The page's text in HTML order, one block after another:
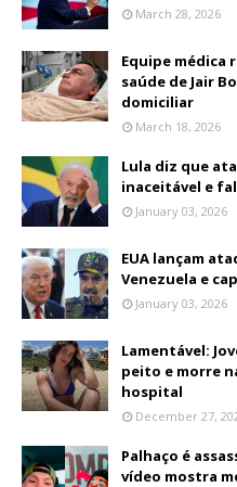
March 28, 2026
Equipe médica
saúde de Jair
domiciliar
March 18, 2026
Lula diz que
inaceitável e
January 03, 2026
EUA lançam
Venezuela e
January 03, 2026
Lamentável:
peito e morre
hospital
December 27,
Palhaço é
vídeo mostra